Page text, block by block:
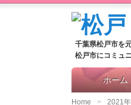
千葉県松戸市を
松戸市にコミュ
ホーム
Home 2021年